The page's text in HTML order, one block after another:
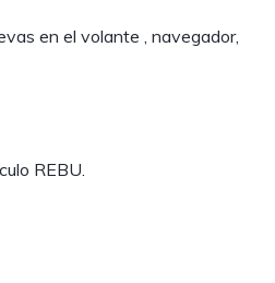
en el volante , navegador,
REBU.